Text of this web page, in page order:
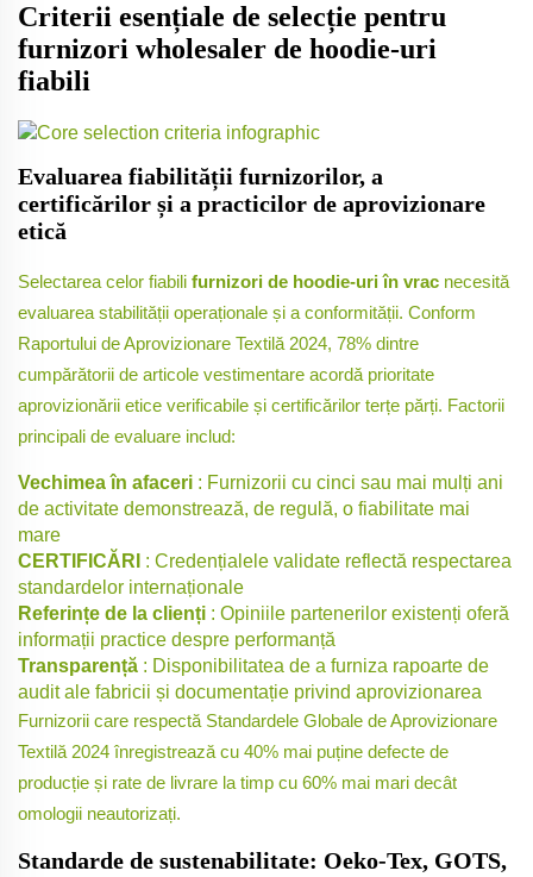
Criterii esențiale de selecție pentru
furnizori wholesaler de hoodie-uri
fiabili
Evaluarea fiabilității furnizorilor, a
certificărilor și a practicilor de aprovizionare
etică
Selectarea celor fiabili furnizori de hoodie-uri în vrac necesită
evaluarea stabilității operaționale și a conformității. Conform
Raportului de Aprovizionare Textilă 2024, 78% dintre
cumpărătorii de articole vestimentare acordă prioritate
aprovizionării etice verificabile și certificărilor terțe părți. Factorii
principali de evaluare includ:
Vechimea în afaceri : Furnizorii cu cinci sau mai mulți ani
de activitate demonstrează, de regulă, o fiabilitate mai
mare
CERTIFICĂRI : Credențialele validate reflectă respectarea
standardelor internaționale
Referințe de la clienți : Opiniile partenerilor existenți oferă
informații practice despre performanță
Transparență : Disponibilitatea de a furniza rapoarte de
audit ale fabricii și documentație privind aprovizionarea
Furnizorii care respectă Standardele Globale de Aprovizionare
Textilă 2024 înregistrează cu 40% mai puține defecte de
producție și rate de livrare la timp cu 60% mai mari decât
omologii neautorizați.
Standarde de sustenabilitate: Oeko-Tex, GOTS,